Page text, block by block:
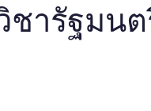
ชารัฐมน